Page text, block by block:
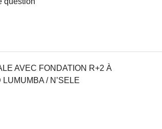
AVEC FONDATION R+2 À
/ N’SELE